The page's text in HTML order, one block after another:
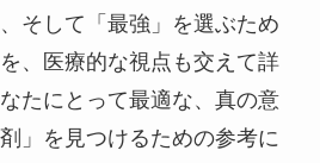
そして「最強」を選ぶため
、医療的な視点も交えて詳
たにとって最適な、真の意
」を見つけるための参考に